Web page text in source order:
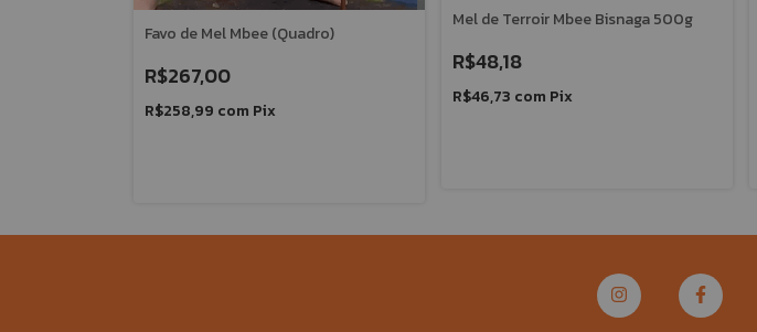
Favo de Mel Mbee (Quadro)
R$267,00
R$258,99 com Pix
Mel de Terroir Mbee Bisnaga 500g
R$48,18
R$46,73 com Pix